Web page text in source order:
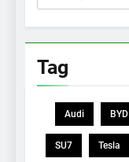
kiếm
Tag
Audi BYD
SU7 Tesla